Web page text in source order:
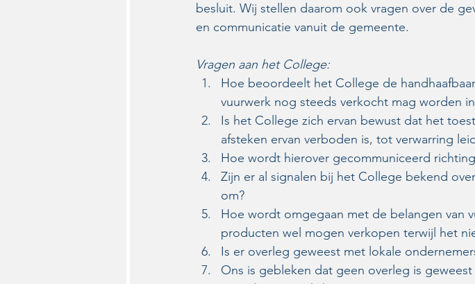
besluit. Wij stellen daarom ook vragen over de
en communicatie vanuit de gemeente.
Vragen aan het College:
Hoe beoordeelt het College de
vuurwerk nog steeds verkocht mag worden
Is het College zich ervan bewust dat het
afsteken ervan verboden is, tot verwarring
Hoe wordt hierover gecommuniceerd
Zijn er al signalen bij het College bekend
om?
Hoe wordt omgegaan met de belangen van
producten wel mogen verkopen terwijl het
Is er overleg geweest met lokale
Ons is gebleken dat geen overleg is